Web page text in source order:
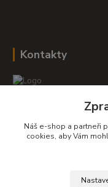
Kontakty
+420 604 278
obchod-
Náš e-shop a partneři
cookies, aby Vám